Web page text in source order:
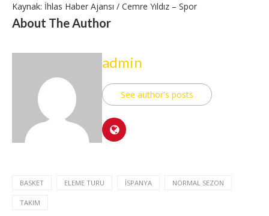
Kaynak: İhlas Haber Ajansı / Cemre Yıldız – Spor
About The Author
admin
See author's posts
BASKET ELEME TURU İSPANYA NORMAL SEZON
TAKIM